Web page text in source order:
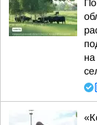
По